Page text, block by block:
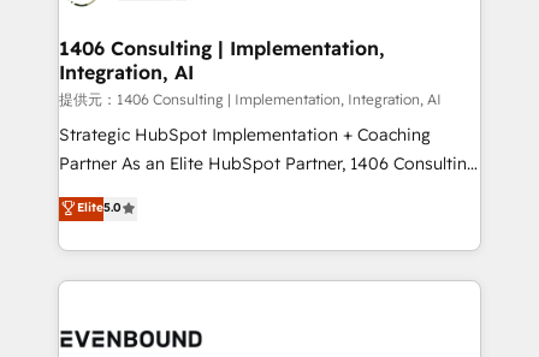
allowing companies to optimize processes and meet
the needs of the customer. We are part of Impresoft
Group, a group of specialized and complementary
companies that divide their offer into 4
Competence Centers: Smart Manufacturing,
The synergies generated by these integrations,
together with the combination of talents, skills,
to accompany companies on their digital
1406 Consulting | Implementation,
Integration, AI
提供元：1406 Consulting | Implementation, Integration, AI
Strategic HubSpot Implementation + Coaching
Partner As an Elite HubSpot Partner, 1406 Consulting
helps mid-market revenue teams transform how
they sell, market, and serve. We don't just build your
HubSpot—we teach your team to own it, then stay
to help you keep winning. What We Do ⚙️ CRM
Data & Content 📈 Sales & Marketing Alignment +
Elite5.0